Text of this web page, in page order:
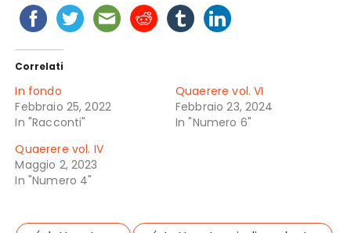
Correlati
In fondo
Febbraio 25, 2022
In "Racconti"
Quaerere vol. VI
Febbraio 23, 2024
In "Numero 6"
Quaerere vol. IV
Maggio 2, 2023
In "Numero 4"